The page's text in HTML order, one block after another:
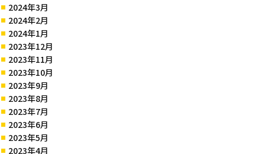
2024年3月
2024年2月
2024年1月
2023年12月
2023年11月
2023年10月
2023年9月
2023年8月
2023年7月
2023年6月
2023年5月
2023年4月